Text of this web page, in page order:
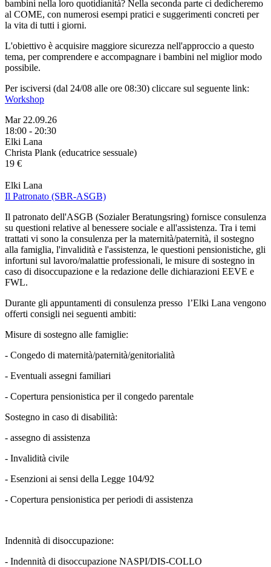
bambini nella loro quotidianità? Nella seconda parte ci dedicheremo
al COME, con numerosi esempi pratici e suggerimenti concreti per
la vita di tutti i giorni.
L'obiettivo è acquisire maggiore sicurezza nell'approccio a questo
tema, per comprendere e accompagnare i bambini nel miglior modo
possibile.
Per isciversi (dal 24/08 alle ore 08:30) cliccare sul seguente link:
Workshop
Mar 22.09.26
18:00 - 20:30
Elki Lana
Christa Plank (educatrice sessuale)
19 €
Elki Lana
Il Patronato (SBR-ASGB)
Il patronato dell'ASGB (Sozialer Beratungsring) fornisce consulenza
su questioni relative al benessere sociale e all'assistenza. Tra i temi
trattati vi sono la consulenza per la maternità/paternità, il sostegno
alla famiglia, l'invalidità e l'assistenza, le questioni pensionistiche, gli
infortuni sul lavoro/malattie professionali, le misure di sostegno in
caso di disoccupazione e la redazione delle dichiarazioni EEVE e
FWL.
Durante gli appuntamenti di consulenza presso l’Elki Lana vengono
offerti consigli nei seguenti ambiti:
Misure di sostegno alle famiglie:
- Congedo di maternità/paternità/genitorialità
- Eventuali assegni familiari
- Copertura pensionistica per il congedo parentale
Sostegno in caso di disabilità:
- assegno di assistenza
- Invalidità civile
- Esenzioni ai sensi della Legge 104/92
- Copertura pensionistica per periodi di assistenza
Indennità di disoccupazione:
- Indennità di disoccupazione NASPI/DIS-COLLO